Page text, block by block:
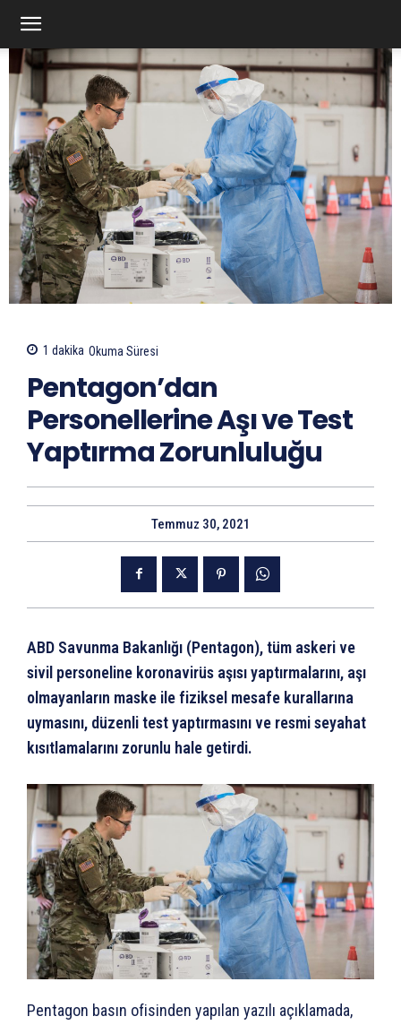
1 dakika Okuma Süresi
Pentagon’dan
Personellerine Aşı ve Test
Yaptırma Zorunluluğu
Temmuz 30, 2021
ABD Savunma Bakanlığı (Pentagon), tüm askeri ve
sivil personeline koronavirüs aşısı yaptırmalarını, aşı
olmayanların maske ile fiziksel mesafe kurallarına
uymasını, düzenli test yaptırmasını ve resmi seyahat
kısıtlamalarını zorunlu hale getirdi.
Pentagon basın ofisinden yapılan yazılı açıklamada,